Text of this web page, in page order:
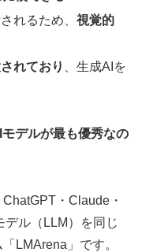
れるため、視覚的
れており
、生成AIを
モデルが最も優秀なの
・Claude・
ル（LLM）を同じ
LMArena」です。